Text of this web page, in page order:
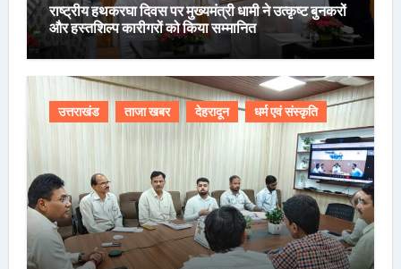
राष्ट्रीय हथकरघा दिवस पर मुख्यमंत्री धामी ने उत्कृष्ट बुनकरों
और हस्तशिल्प कारीगरों को किया सम्मानित
उत्तराखंड ताजा खबर देहरादून धर्म एवं संस्कृति